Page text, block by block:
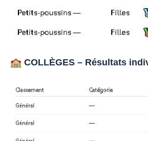
COLLÈGES – Résultats